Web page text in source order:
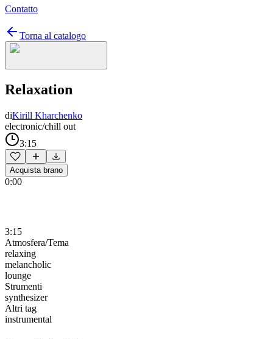
Contatto
Torna al catalogo
Relaxation
diKirill Kharchenko
electronic/chill out
3:15
Acquista brano
0:00
3:15
Atmosfera/Tema
relaxing
melancholic
lounge
Strumenti
synthesizer
Altri tag
instrumental